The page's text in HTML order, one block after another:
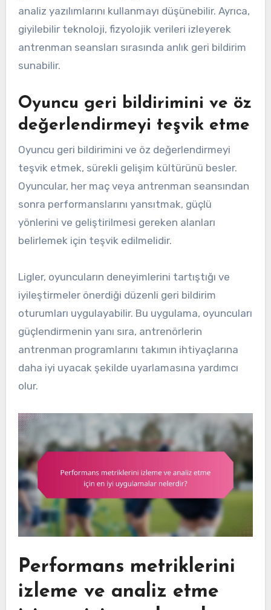
analiz yazılımlarını kullanmayı düşünebilir. Ayrıca,
giyilebilir teknoloji, fizyolojik verileri izleyerek
antrenman seansları sırasında anlık geri bildirim
sunabilir.
Oyuncu geri bildirimini ve öz
değerlendirmeyi teşvik etme
Oyuncu geri bildirimini ve öz değerlendirmeyi
teşvik etmek, sürekli gelişim kültürünü besler.
Oyuncular, her maç veya antrenman seansından
sonra performanslarını yansıtmak, güçlü
yönlerini ve geliştirilmesi gereken alanları
belirlemek için teşvik edilmelidir.
Ligler, oyuncuların deneyimlerini tartıştığı ve
iyileştirmeler önerdiği düzenli geri bildirim
oturumları uygulayabilir. Bu uygulama, oyuncuları
güçlendirmenin yanı sıra, antrenörlerin
antrenman programlarını takımın ihtiyaçlarına
daha iyi uyacak şekilde uyarlamasına yardımcı
olur.
Performans metriklerini
izleme ve analiz etme